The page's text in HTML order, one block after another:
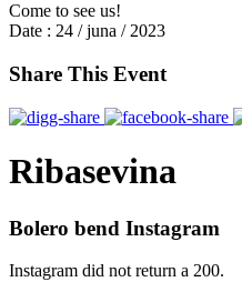
Come to see us!
Date : 24 / juna / 2023
Share This Event
Ribasevina
Bolero bend Instagram
Instagram did not return a 200.